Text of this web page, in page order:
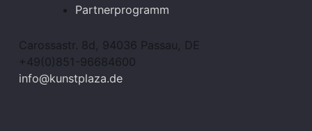
Partnerprogramm
Carossastr. 8d, 94036 Passau, DE
+49(0)851-96684600
info@kunstplaza.de